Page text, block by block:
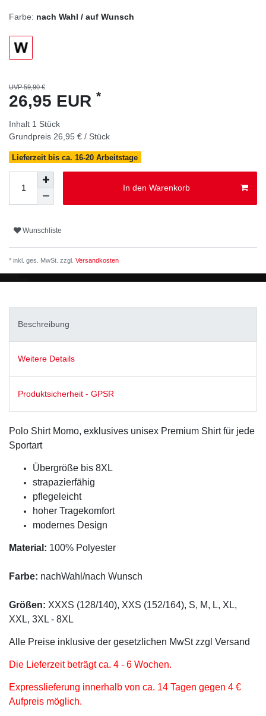
Farbe: nach Wahl / auf Wunsch
UVP 59,90 €
26,95 EUR *
Inhalt 1 Stück
Grundpreis 26,95 € / Stück
Lieferzeit bis ca. 16-20 Arbeitstage
In den Warenkorb
Wunschliste
* inkl. ges. MwSt. zzgl. Versandkosten
Beschreibung
Weitere Details
Produktsicherheit - GPSR
Polo Shirt Momo, exklusives unisex Premium Shirt für jede
Sportart
Übergröße bis 8XL
strapazierfähig
pflegeleicht
hoher Tragekomfort
modernes Design
Material: 100% Polyester
Farbe: nachWahl/nach Wunsch
Größen: XXXS (128/140), XXS (152/164), S, M, L, XL,
XXL, 3XL - 8XL
Alle Preise inklusive der gesetzlichen MwSt zzgl Versand
Die Lieferzeit beträgt ca. 4 - 6 Wochen.
Expresslieferung innerhalb von ca. 14 Tagen gegen 4 €
Aufpreis möglich.